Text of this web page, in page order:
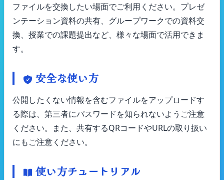
ファイルを交換したい場面でご利用ください。プレゼ
ンテーション資料の共有、グループワークでの資料交
換、授業での課題提出など、様々な場面で活用できま
す。
安全な使い方
公開したくない情報を含むファイルをアップロードす
る際は、第三者にパスワードを知られないようご注意
ください。また、共有するQRコードやURLの取り扱い
にもご注意ください。
使い方チュートリアル